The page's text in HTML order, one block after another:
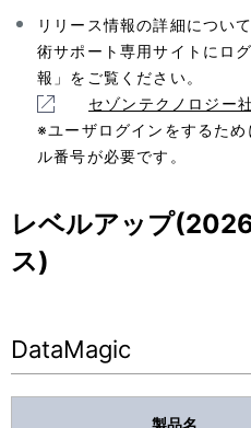
表
ま
す
リリース情報の詳細につい
術サポート専用サイトにロ
報」をご覧ください。
セゾンテクノロジー
※ユーザログインをするた
ル番号が必要です。
レベルアップ
ス)
DataMagic
製品名